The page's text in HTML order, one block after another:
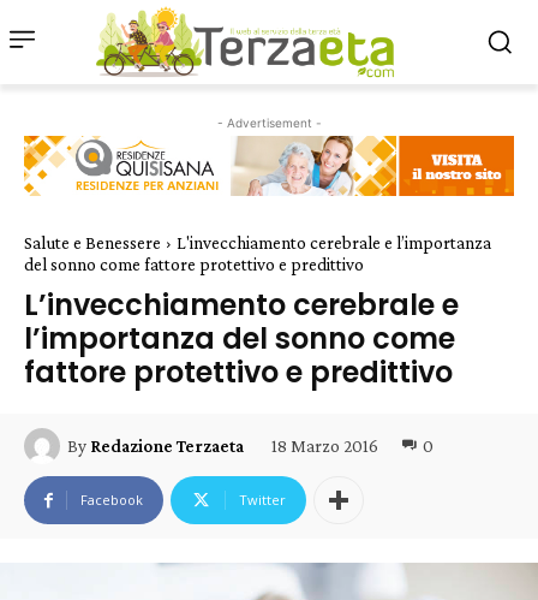
- Advertisement -
Salute e Benessere
L'invecchiamento cerebrale e l’importanza
del sonno come fattore protettivo e predittivo
L’invecchiamento cerebrale e
l’importanza del sonno come
fattore protettivo e predittivo
By Redazione Terzaeta 18 Marzo 2016 0
Facebook Twitter